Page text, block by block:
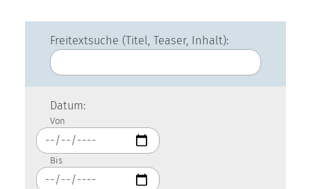
Freitextsuche (Titel, Teaser, Inhalt):
Datum:
Von
Bis